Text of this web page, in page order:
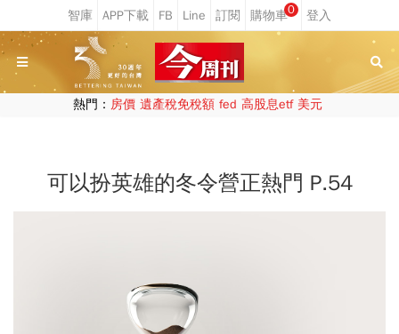
0
熱門： 房價 遺產稅免稅額 fed 高股息etf 美元
可以扮英雄的冬令營正熱門 P.54